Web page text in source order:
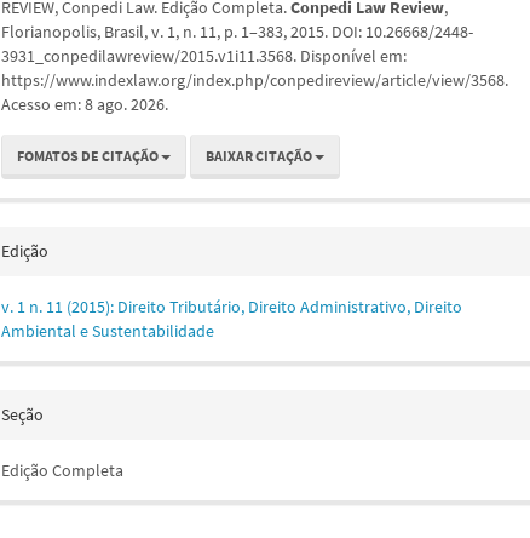
artigo
REVIEW, Conpedi Law. Edição Completa.Conpedi Law Review,
Florianopolis, Brasil, v. 1, n. 11, p. 1–383, 2015. DOI: 10.26668/2448-
3931_conpedilawreview/2015.v1i11.3568. Disponível em:
https://www.indexlaw.org/index.php/conpedireview/article/view/3568.
Acesso em: 8 ago. 2026.
FOMATOS DE CITAÇÃO BAIXAR CITAÇÃO
Edição
v. 1 n. 11 (2015): Direito Tributário, Direito Administrativo, Direito
Ambiental e Sustentabilidade
Seção
Edição Completa